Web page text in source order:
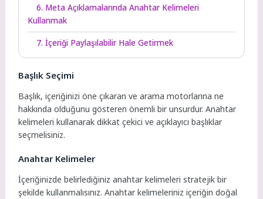
6. Meta Açıklamalarında Anahtar Kelimeleri
Kullanmak
7. İçeriği Paylaşılabilir Hale Getirmek
Başlık Seçimi
Başlık, içeriğinizi öne çıkaran ve arama motorlarına ne
hakkında olduğunu gösteren önemli bir unsurdur. Anahtar
kelimeleri kullanarak dikkat çekici ve açıklayıcı başlıklar
seçmelisiniz.
Anahtar Kelimeler
İçeriğinizde belirlediğiniz anahtar kelimeleri stratejik bir
şekilde kullanmalısınız. Anahtar kelimeleriniz içeriğin doğal